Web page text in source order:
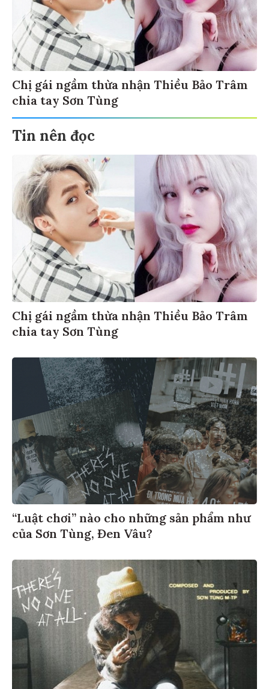
Chị gái ngầm thừa nhận Thiều Bảo Trâm
chia tay Sơn Tùng
Tin nên đọc
Chị gái ngầm thừa nhận Thiều Bảo Trâm
chia tay Sơn Tùng
“Luật chơi” nào cho những sản phẩm như
của Sơn Tùng, Đen Vâu?